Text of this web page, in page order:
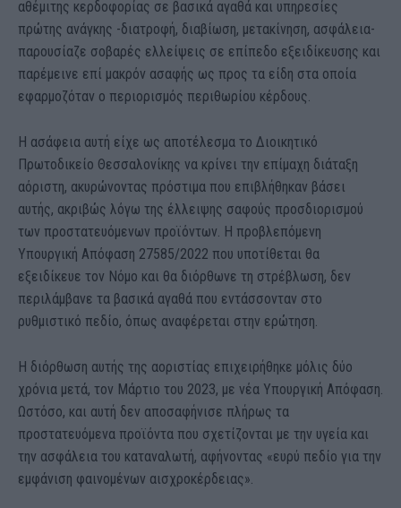
αθέμιτης κερδοφορίας σε βασικά αγαθά και υπηρεσίες
πρώτης ανάγκης -διατροφή, διαβίωση, μετακίνηση, ασφάλεια-
παρουσίαζε σοβαρές ελλείψεις σε επίπεδο εξειδίκευσης και
παρέμεινε επί μακρόν ασαφής ως προς τα είδη στα οποία
εφαρμοζόταν ο περιορισμός περιθωρίου κέρδους.
Η ασάφεια αυτή είχε ως αποτέλεσμα το Διοικητικό
Πρωτοδικείο Θεσσαλονίκης να κρίνει την επίμαχη διάταξη
αόριστη, ακυρώνοντας πρόστιμα που επιβλήθηκαν βάσει
αυτής, ακριβώς λόγω της έλλειψης σαφούς προσδιορισμού
των προστατευόμενων προϊόντων. Η προβλεπόμενη
Υπουργική Απόφαση 27585/2022 που υποτίθεται θα
εξειδίκευε τον Νόμο και θα διόρθωνε τη στρέβλωση, δεν
περιλάμβανε τα βασικά αγαθά που εντάσσονταν στο
ρυθμιστικό πεδίο, όπως αναφέρεται στην ερώτηση.
Η διόρθωση αυτής της αοριστίας επιχειρήθηκε μόλις δύο
χρόνια μετά, τον Μάρτιο του 2023, με νέα Υπουργική Απόφαση.
Ωστόσο, και αυτή δεν αποσαφήνισε πλήρως τα
προστατευόμενα προϊόντα που σχετίζονται με την υγεία και
την ασφάλεια του καταναλωτή, αφήνοντας «ευρύ πεδίο για την
εμφάνιση φαινομένων αισχροκέρδειας».